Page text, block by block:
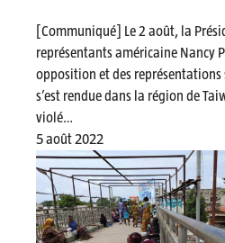
[Communiqué] Le 2 août, la
représentants américaine Nancy
opposition et des représentations
s’est rendue dans la région de
violé…
5 août 2022